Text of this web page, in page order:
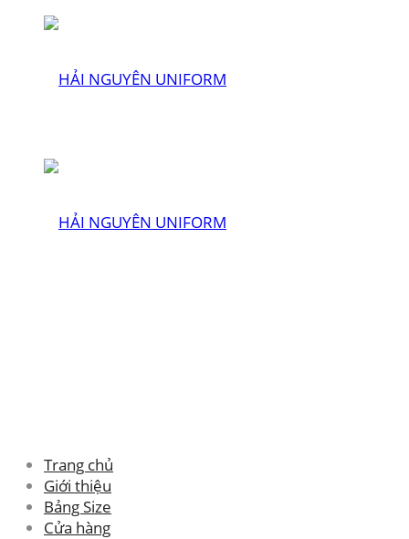
Trang chủ
Giới thiệu
Bảng Size
Cửa hàng